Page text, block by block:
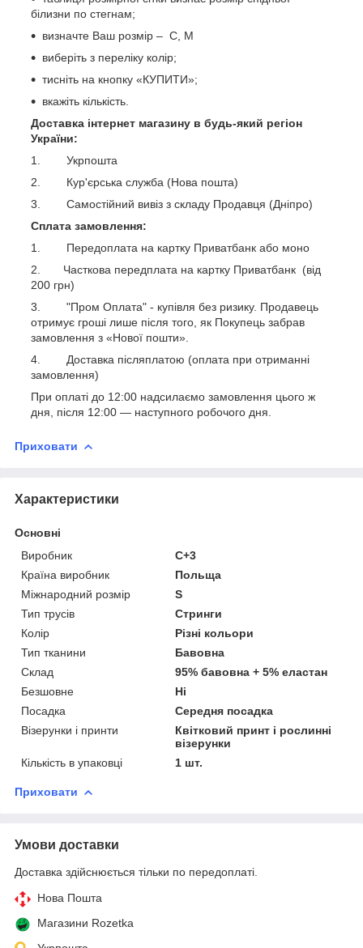
білизни по стегнам;
визначте Ваш розмір – С, М
виберіть з переліку колір;
тисніть на кнопку «КУПИТИ»;
вкажіть кількість.
Доставка інтернет магазину в будь-який регіон
України:
1. Укрпошта
2. Кур'єрська служба (Нова пошта)
3. Самостійний вивіз з складу Продавця (Дніпро)
Сплата замовлення:
1. Передоплата на картку Приватбанк або моно
2. Часткова передплата на картку Приватбанк (від
200 грн)
3. "Пром Оплата" - купівля без ризику. Продавець
отримує гроші лише після того, як Покупець забрав
замовлення з «Нової пошти».
4. Доставка післяплатою (оплата при отриманні
замовлення)
При оплаті до 12:00 надсилаємо замовлення цього ж
дня, після 12:00 ― наступного робочого дня.
Приховати
Характеристики
Основні
Виробник
C+3
Країна виробник
Польща
Міжнародний розмір
S
Тип трусів
Стринги
Колір
Різні кольори
Тип тканини
Бавовна
Склад
95% бавовна + 5% еластан
Безшовне
Ні
Посадка
Середня посадка
Візерунки і принти
Квітковий принт і рослинні
візерунки
Кількість в упаковці
1 шт.
Приховати
Умови доставки
Доставка здійснюється тільки по передоплаті.
Нова Пошта
Магазини Rozetka